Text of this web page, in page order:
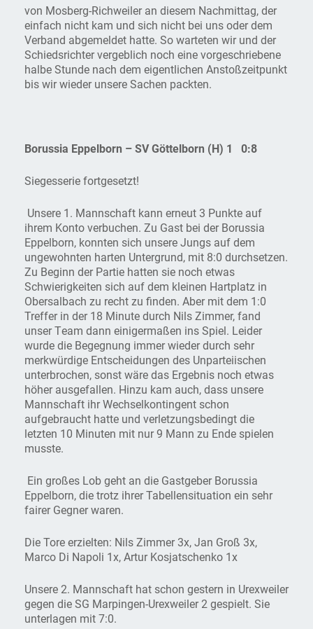
von Mosberg-Richweiler an diesem Nachmittag, der
einfach nicht kam und sich nicht bei uns oder dem
Verband abgemeldet hatte. So warteten wir und der
Schiedsrichter vergeblich noch eine vorgeschriebene
halbe Stunde nach dem eigentlichen Anstoßzeitpunkt
bis wir wieder unsere Sachen packten.
Borussia Eppelborn – SV Göttelborn (H) 1 0:8
Siegesserie fortgesetzt!
Unsere 1. Mannschaft kann erneut 3 Punkte auf
ihrem Konto verbuchen. Zu Gast bei der Borussia
Eppelborn, konnten sich unsere Jungs auf dem
ungewohnten harten Untergrund, mit 8:0 durchsetzen.
Zu Beginn der Partie hatten sie noch etwas
Schwierigkeiten sich auf dem kleinen Hartplatz in
Obersalbach zu recht zu finden. Aber mit dem 1:0
Treffer in der 18 Minute durch Nils Zimmer, fand
unser Team dann einigermaßen ins Spiel. Leider
wurde die Begegnung immer wieder durch sehr
merkwürdige Entscheidungen des Unparteiischen
unterbrochen, sonst wäre das Ergebnis noch etwas
höher ausgefallen. Hinzu kam auch, dass unsere
Mannschaft ihr Wechselkontingent schon
aufgebraucht hatte und verletzungsbedingt die
letzten 10 Minuten mit nur 9 Mann zu Ende spielen
musste.
Ein großes Lob geht an die Gastgeber Borussia
Eppelborn, die trotz ihrer Tabellensituation ein sehr
fairer Gegner waren.
Die Tore erzielten: Nils Zimmer 3x, Jan Groß 3x,
Marco Di Napoli 1x, Artur Kosjatschenko 1x
Unsere 2. Mannschaft hat schon gestern in Urexweiler
gegen die SG Marpingen-Urexweiler 2 gespielt. Sie
unterlagen mit 7:0.